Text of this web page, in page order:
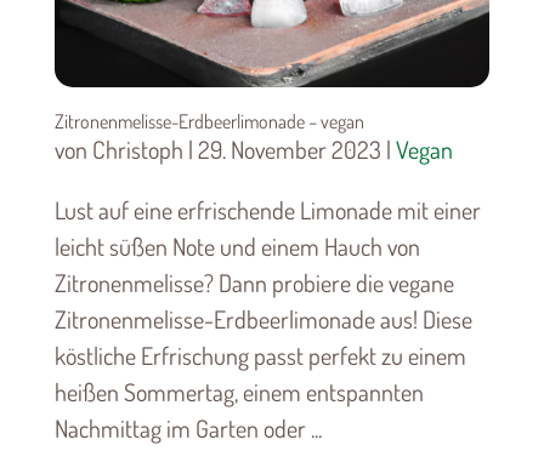
Zitronenmelisse-Erdbeerlimonade – vegan
von Christoph | 29. November 2023 |Vegan
Lust auf eine erfrischende Limonade mit einer
leicht süßen Note und einem Hauch von
Zitronenmelisse? Dann probiere die vegane
Zitronenmelisse-Erdbeerlimonade aus! Diese
köstliche Erfrischung passt perfekt zu einem
heißen Sommertag, einem entspannten
Nachmittag im Garten oder ...